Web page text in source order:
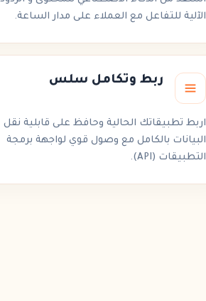
الآلية للتفاعل مع العملاء على مدار الساعة.
ربط وتكامل سلس
اربط تطبيقاتك الحالية وحافظ على قابلية نقل
البيانات بالكامل مع وصول قوي لواجهة برمجة
التطبيقات (API).